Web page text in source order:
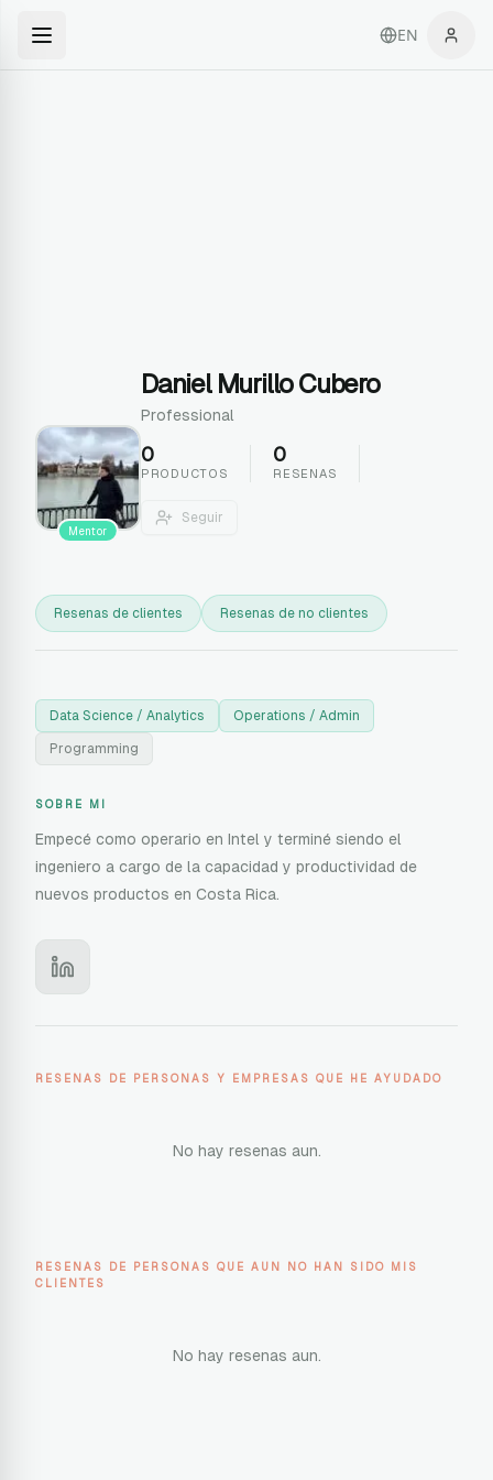
EN
Mentor
Daniel Murillo Cubero
Professional
0
PRODUCTOS
0
RESENAS
Seguir
Resenas de clientes Resenas de no clientes
Data Science / Analytics Operations / Admin
Programming
SOBRE MI
Empecé como operario en Intel y terminé siendo el
ingeniero a cargo de la capacidad y productividad de
nuevos productos en Costa Rica.
RESENAS DE PERSONAS Y EMPRESAS QUE HE AYUDADO
No hay resenas aun.
RESENAS DE PERSONAS QUE AUN NO HAN SIDO MIS
CLIENTES
No hay resenas aun.